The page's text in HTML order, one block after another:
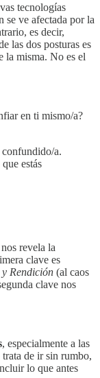
tecnologías
se ve afectada por la
es decir,
las dos posturas es
la misma. No es el
en ti mismo/a?
confundido/a.
que estás
revela la
clave es
y Rendición (al caos
clave nos
, especialmente a las
de ir sin rumbo,
lo que antes